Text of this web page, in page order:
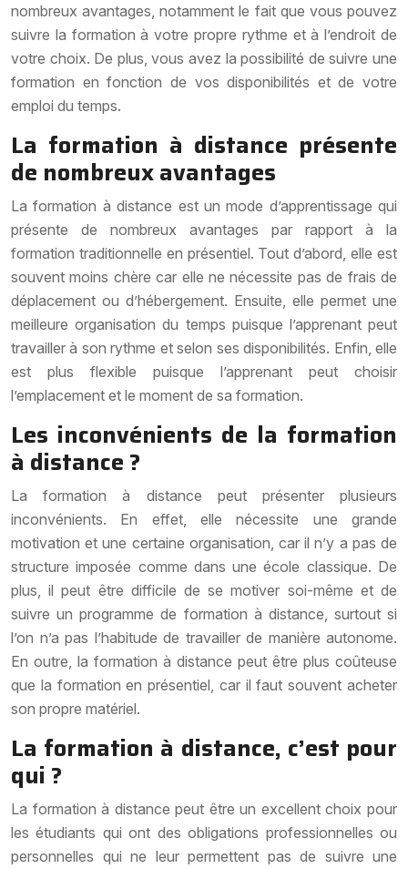
nombreux avantages, notamment le fait que vous pouvez
suivre la formation à votre propre rythme et à l’endroit de
votre choix. De plus, vous avez la possibilité de suivre une
formation en fonction de vos disponibilités et de votre
emploi du temps.
La formation à distance présente
de nombreux avantages
La formation à distance est un mode d’apprentissage qui
présente de nombreux avantages par rapport à la
formation traditionnelle en présentiel. Tout d’abord, elle est
souvent moins chère car elle ne nécessite pas de frais de
déplacement ou d’hébergement. Ensuite, elle permet une
meilleure organisation du temps puisque l’apprenant peut
travailler à son rythme et selon ses disponibilités. Enfin, elle
est plus flexible puisque l’apprenant peut choisir
l’emplacement et le moment de sa formation.
Les inconvénients de la formation
à distance ?
La formation à distance peut présenter plusieurs
inconvénients. En effet, elle nécessite une grande
motivation et une certaine organisation, car il n’y a pas de
structure imposée comme dans une école classique. De
plus, il peut être difficile de se motiver soi-même et de
suivre un programme de formation à distance, surtout si
l’on n’a pas l’habitude de travailler de manière autonome.
En outre, la formation à distance peut être plus coûteuse
que la formation en présentiel, car il faut souvent acheter
son propre matériel.
La formation à distance, c’est pour
qui ?
La formation à distance peut être un excellent choix pour
les étudiants qui ont des obligations professionnelles ou
personnelles qui ne leur permettent pas de suivre une